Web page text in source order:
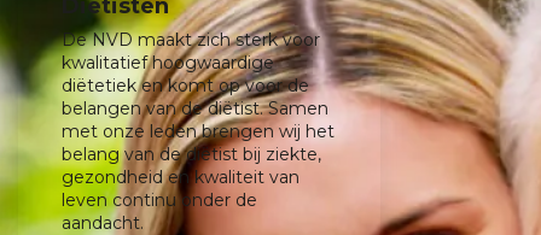
Diëtisten
De NVD maakt zich sterk voor
kwalitatief hoogwaardige
diëtetiek en komt op voor de
belangen van de diëtist. Samen
met onze leden brengen wij het
belang van de diëtist bij ziekte,
gezondheid en kwaliteit van
leven continu onder de
aandacht.